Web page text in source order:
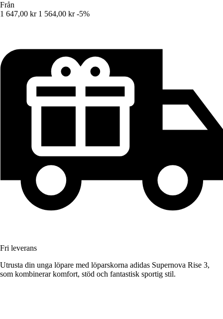
Från
1 647,00 kr 1 564,00 kr -5%
Fri leverans
Utrusta din unga löpare med löparskorna adidas Supernova Rise 3,
som kombinerar komfort, stöd och fantastisk sportig stil.